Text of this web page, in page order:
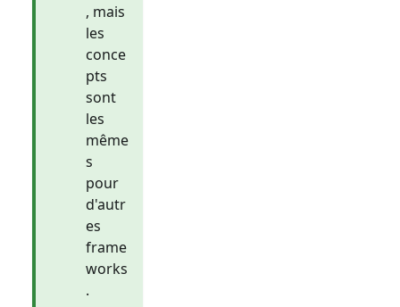
, mais
les
conce
pts
sont
les
même
s
pour
d'autr
es
frame
works
.